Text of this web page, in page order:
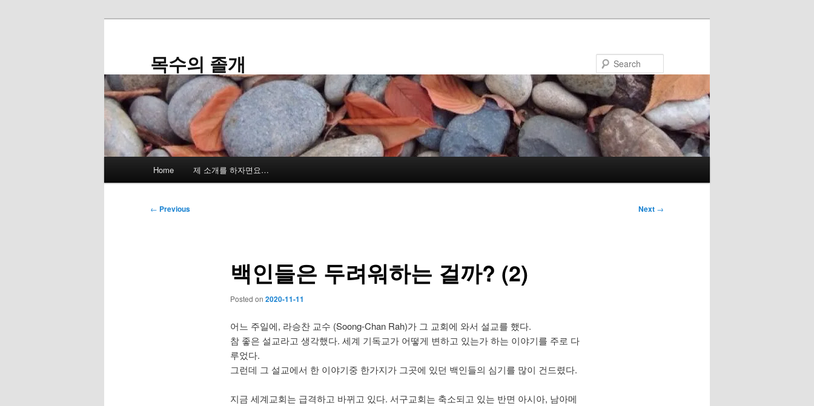
목수의 졸개
Home 제 소개를 하자면요…
Post
← Previous Next →
백인들은 두려워하는 걸까? (2)
Posted on 2020-11-11
어느 주일에, 라승찬 교수 (Soong-Chan Rah)가 그 교회에 와서 설교를 했다.
참 좋은 설교라고 생각했다. 세계 기독교가 어떻게 변하고 있는가 하는 이야기를 주로 다
루었다.
그런데 그 설교에서 한 이야기중 한가지가 그곳에 있던 백인들의 심기를 많이 건드렸다.
지금 세계교회는 급격하고 바뀌고 있다. 서구교회는 축소되고 있는 반면 아시아, 남아메